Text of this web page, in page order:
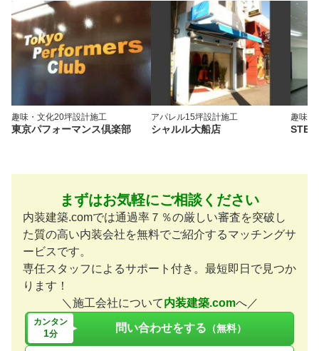
趣味・文化20坪設計施工
東京パフォーマンス倶楽部
アパレル15坪設計施工
シャルル大船店
趣味・
STEP
まずはお気軽にご相談ください
内装建築.comでは通過率７％の厳しい審査を突破し
た質の高い内装会社を無料でご紹介するマッチングサ
ービスです。
専任スタッフによるサポート付き。最短即日で見つか
ります！
＼施工会社について内装建築.comへ／
カンタン
1分 問い合わせをする （無料）